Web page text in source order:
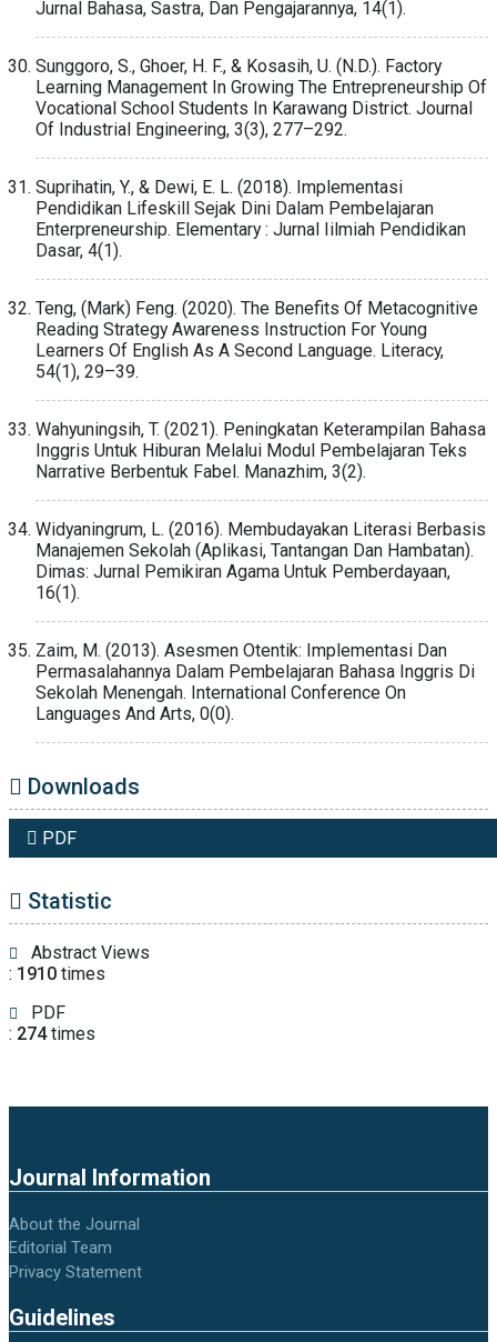
Jurnal Bahasa, Sastra, Dan Pengajarannya, 14(1).
Sunggoro, S., Ghoer, H. F., & Kosasih, U. (N.D.). Factory
Learning Management In Growing The Entrepreneurship Of
Vocational School Students In Karawang District. Journal
Of Industrial Engineering, 3(3), 277–292.
Suprihatin, Y., & Dewi, E. L. (2018). Implementasi
Pendidikan Lifeskill Sejak Dini Dalam Pembelajaran
Enterpreneurship. Elementary : Jurnal Iilmiah Pendidikan
Dasar, 4(1).
Teng, (Mark) Feng. (2020). The Benefits Of Metacognitive
Reading Strategy Awareness Instruction For Young
Learners Of English As A Second Language. Literacy,
54(1), 29–39.
Wahyuningsih, T. (2021). Peningkatan Keterampilan Bahasa
Inggris Untuk Hiburan Melalui Modul Pembelajaran Teks
Narrative Berbentuk Fabel. Manazhim, 3(2).
Widyaningrum, L. (2016). Membudayakan Literasi Berbasis
Manajemen Sekolah (Aplikasi, Tantangan Dan Hambatan).
Dimas: Jurnal Pemikiran Agama Untuk Pemberdayaan,
16(1).
Zaim, M. (2013). Asesmen Otentik: Implementasi Dan
Permasalahannya Dalam Pembelajaran Bahasa Inggris Di
Sekolah Menengah. International Conference On
Languages And Arts, 0(0).
Downloads
PDF
Statistic
Abstract Views
: 1910 times
PDF
: 274times
Journal Information
About the Journal
Editorial Team
Privacy Statement
Guidelines